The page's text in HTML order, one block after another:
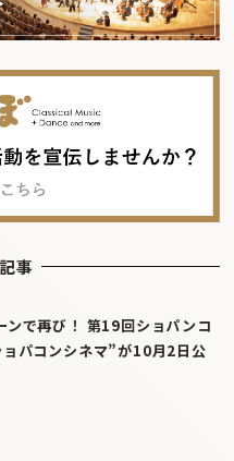
事
ンで再び！ 第19回ショパンコ
パコンシネマ”が10月2日公